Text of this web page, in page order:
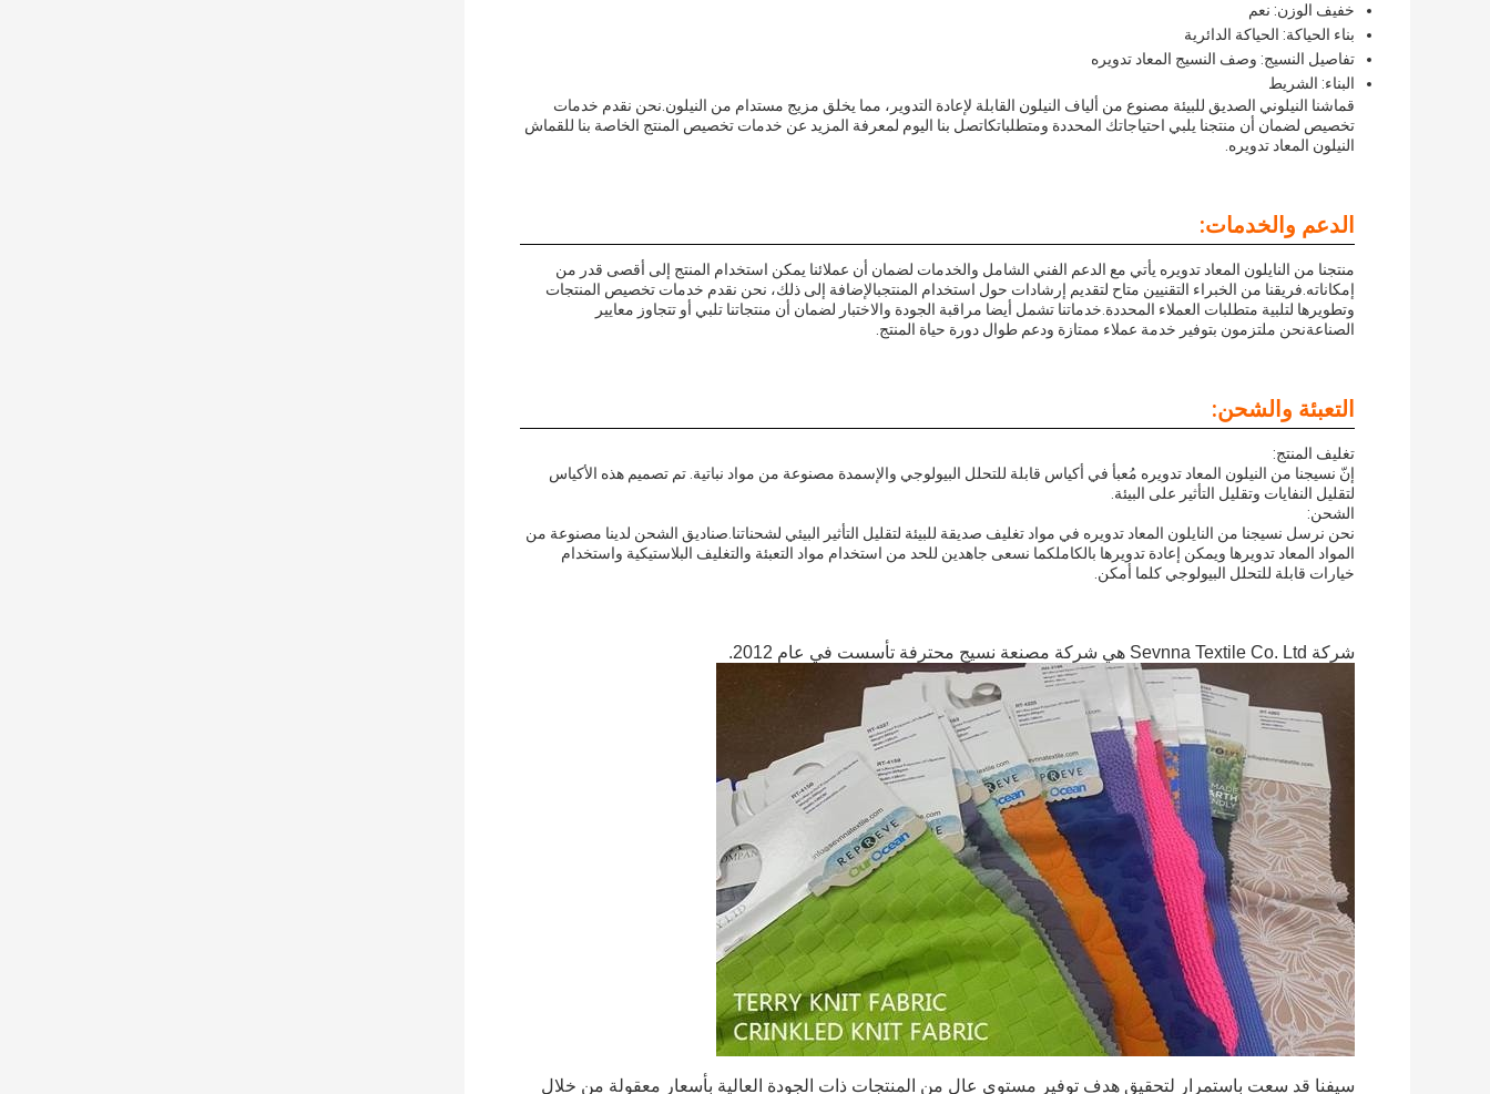
خفيف الوزن: نعم
بناء الحياكة: الحياكة الدائرية
تفاصيل النسيج: وصف النسيج المعاد تدويره
البناء: الشريط
قماشنا النيلوني الصديق للبيئة مصنوع من ألياف النيلون القابلة لإعادة التدوير، مما يخلق مزيج مستدام من النيلون.نحن نقدم خدمات
تخصيص لضمان أن منتجنا يلبي احتياجاتك المحددة ومتطلباتكاتصل بنا اليوم لمعرفة المزيد عن خدمات تخصيص المنتج الخاصة بنا للقماش
النيلون المعاد تدويره.
الدعم والخدمات:
منتجنا من النايلون المعاد تدويره يأتي مع الدعم الفني الشامل والخدمات لضمان أن عملائنا يمكن استخدام المنتج إلى أقصى قدر من
إمكاناته.فريقنا من الخبراء التقنيين متاح لتقديم إرشادات حول استخدام المنتجبالإضافة إلى ذلك، نحن نقدم خدمات تخصيص المنتجات
وتطويرها لتلبية متطلبات العملاء المحددة.خدماتنا تشمل أيضا مراقبة الجودة والاختبار لضمان أن منتجاتنا تلبي أو تتجاوز معايير
الصناعةنحن ملتزمون بتوفير خدمة عملاء ممتازة ودعم طوال دورة حياة المنتج.
التعبئة والشحن:
تغليف المنتج:
إنّ نسيجنا من النيلون المعاد تدويره مُعبأ في أكياس قابلة للتحلل البيولوجي والإسمدة مصنوعة من مواد نباتية. تم تصميم هذه الأكياس
لتقليل النفايات وتقليل التأثير على البيئة.
الشحن:
نحن نرسل نسيجنا من النايلون المعاد تدويره في مواد تغليف صديقة للبيئة لتقليل التأثير البيئي لشحناتنا.صناديق الشحن لدينا مصنوعة من
المواد المعاد تدويرها ويمكن إعادة تدويرها بالكاملكما نسعى جاهدين للحد من استخدام مواد التعبئة والتغليف البلاستيكية واستخدام
خيارات قابلة للتحلل البيولوجي كلما أمكن.
شركة Sevnna Textile Co. Ltd هي شركة مصنعة نسيج محترفة تأسست في عام 2012.
سيفنا قد سعت باستمرار لتحقيق هدف توفير مستوى عال من المنتجات ذات الجودة العالية بأسعار معقولة من خلال